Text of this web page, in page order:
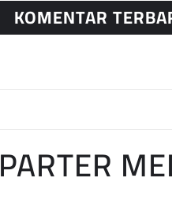
KOMENTAR
PARTER